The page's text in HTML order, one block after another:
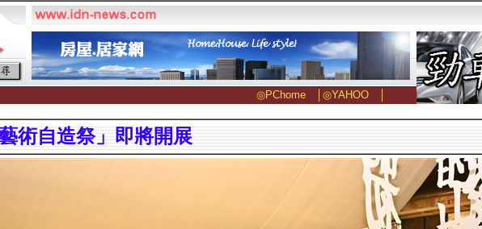
◎PChome│ ◎YAHOO│
術自造祭」即將開展